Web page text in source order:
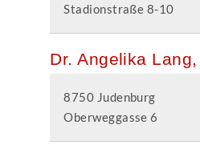
Stadionstraße 8-10
Dr. Angelika
8750 Judenburg
Oberweggasse 6